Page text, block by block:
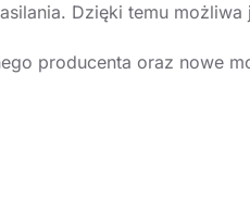
Dzięki temu
producenta oraz nowe
za pomocą